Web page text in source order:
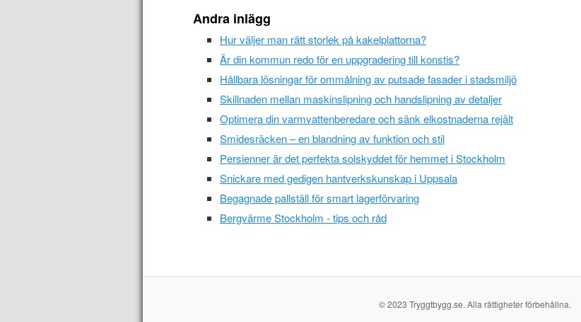
Andra inlägg
Hur väljer man rätt storlek på kakelplattorna?
Är din kommun redo för en uppgradering till konstis?
Hållbara lösningar för ommålning av putsade fasader i stadsmiljö
Skillnaden mellan maskinslipning och handslipning av detaljer
Optimera din varmvattenberedare och sänk elkostnaderna rejält
Smidesräcken – en blandning av funktion och stil
Persienner är det perfekta solskyddet för hemmet i Stockholm
Snickare med gedigen hantverkskunskap i Uppsala
Begagnade pallställ för smart lagerförvaring
Bergvärme Stockholm - tips och råd
© 2023 Tryggtbygg.se. Alla rättigheter förbehållna.